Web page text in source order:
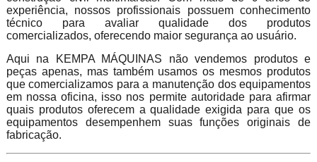
experiência, nossos profissionais possuem conhecimento
técnico para avaliar qualidade dos produtos
comercializados, oferecendo maior segurança ao usuário.
Aqui na KEMPA MÁQUINAS não vendemos produtos e
peças apenas, mas também usamos os mesmos produtos
que comercializamos para a manutenção dos equipamentos
em nossa oficina, isso nos permite autoridade para afirmar
quais produtos oferecem a qualidade exigida para que os
equipamentos desempenhem suas funções originais de
fabricação.